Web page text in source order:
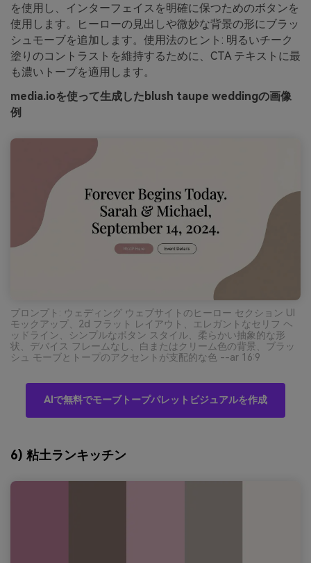
を使用し、インターフェイスを明確に保つためのボタンを
使用します。ヒーローの見出しや微妙な背景の形にブラッ
シュモーブを追加します。使用法のヒント: 明るいチーク
塗りのコントラストを維持するために、CTA テキストに最
も濃いトープを適用します。
media.ioを使って生成したblush taupe weddingの画像
例
プロンプト: ウェディング ウェブサイトのヒーロー セクション UI
モックアップ、2d フラット レイアウト、エレガントなセリフ ヘ
ッドライン、シンプルなボタン スタイル、柔らかい抽象的な形
状、デバイス フレームなし、白またはクリーム色の背景、ブラッ
シュ モーブとトープのアクセントが支配的な色 --ar 16:9
AIで無料でモーブトープパレットビジュアルを作成
6) 粘土ランキッチン